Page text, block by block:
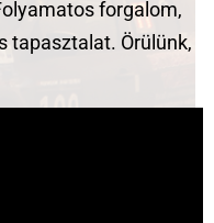
forgalom,
tapasztalat. Örülünk,